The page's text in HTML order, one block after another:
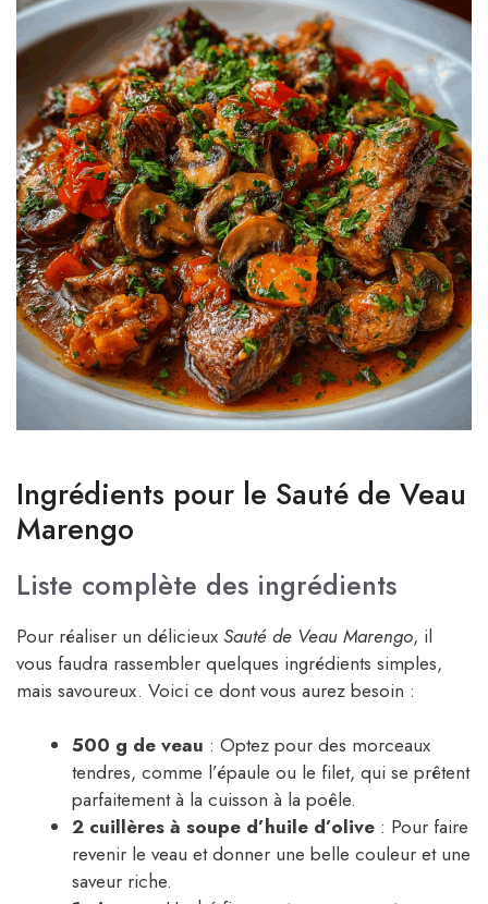
Ingrédients pour le Sauté de Veau
Marengo
Liste complète des ingrédients
Pour réaliser un délicieux Sauté de Veau Marengo, il
vous faudra rassembler quelques ingrédients simples,
mais savoureux. Voici ce dont vous aurez besoin :
500 g de veau : Optez pour des morceaux
tendres, comme l’épaule ou le filet, qui se prêtent
parfaitement à la cuisson à la poêle.
2 cuillères à soupe d’huile d’olive : Pour faire
revenir le veau et donner une belle couleur et une
saveur riche.